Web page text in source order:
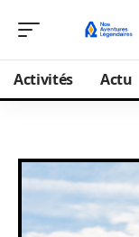
Activités Actu